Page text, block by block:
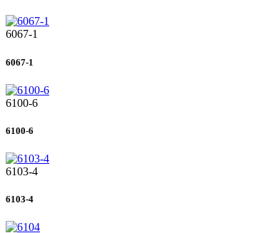
6067-1
6067-1
6100-6
6100-6
6103-4
6103-4